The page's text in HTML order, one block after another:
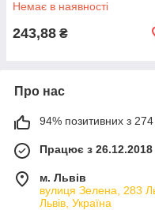
TA455
Немає в наявності
243,88 ₴
Про нас
94% позитивних з 274
Працює з 26.12.2018
м. Львів
вулиця Зелена, 283
Львів, Україна